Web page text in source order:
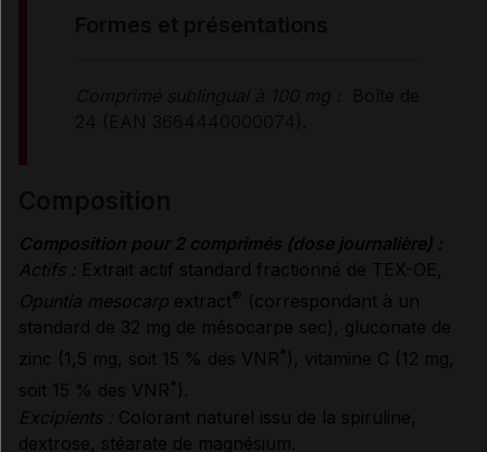
CONDITIONS DE CONSERVATION
Données administratives
Composition pour 2 comprimés (dose journalière) :
Actifs : Extrait actif standard fractionné de TEX-OE,
Opuntia mesocarp extract® (correspondant à un
standard de 32 mg de mésocarpe sec), gluconate de
zinc (1,5 mg, soit 15 % des VNR * ), vitamine C (12 mg,
soit 15 % des VNR * ).
Excipients : Colorant naturel issu de la spiruline,
dextrose, stéarate de magnésium.